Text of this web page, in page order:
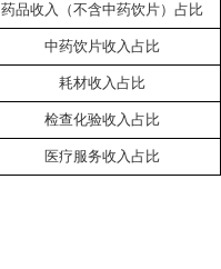
药品收入（不含中药饮片）占比
中药饮片收入占比
耗材收入占比
检查化验收入占比
医疗服务收入占比